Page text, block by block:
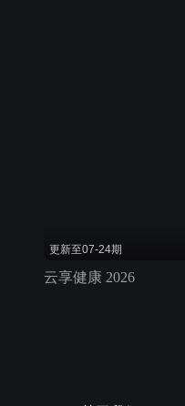
更新至07-24期
云享健康 2026